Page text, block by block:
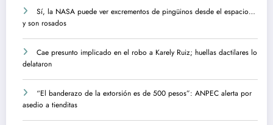
Sí, la NASA puede ver excrementos de pingüinos desde el espacio…
y son rosados
Cae presunto implicado en el robo a Karely Ruiz; huellas dactilares lo
delataron
“El banderazo de la extorsión es de 500 pesos”: ANPEC alerta por
asedio a tienditas